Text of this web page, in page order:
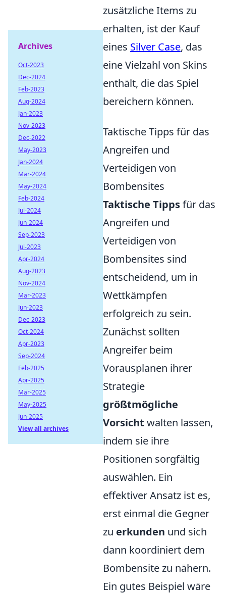
zusätzliche Items zu
erhalten, ist der Kauf
eines Silver Case, das
eine Vielzahl von Skins
enthält, die das Spiel
bereichern können.
Taktische Tipps für das
Angreifen und
Verteidigen von
Bombensites
Taktische Tippsfür das
Angreifen und
Verteidigen von
Bombensites sind
entscheidend, um in
Wettkämpfen
erfolgreich zu sein.
Zunächst sollten
Angreifer beim
Vorausplanen ihrer
Strategie
größtmögliche
Vorsicht walten lassen,
indem sie ihre
Positionen sorgfältig
auswählen. Ein
effektiver Ansatz ist es,
erst einmal die Gegner
zu erkunden und sich
dann koordiniert dem
Bombensite zu nähern.
Ein gutes Beispiel wäre
Archives
Oct-2023
Dec-2024
Feb-2023
Aug-2024
Jan-2023
Nov-2023
Dec-2022
May-2023
Jan-2024
Mar-2024
May-2024
Feb-2024
Jul-2024
Jun-2024
Sep-2023
Jul-2023
Apr-2024
Aug-2023
Nov-2024
Mar-2023
Jun-2023
Dec-2023
Oct-2024
Apr-2023
Sep-2024
Feb-2025
Apr-2025
Mar-2025
May-2025
Jun-2025
View all archives